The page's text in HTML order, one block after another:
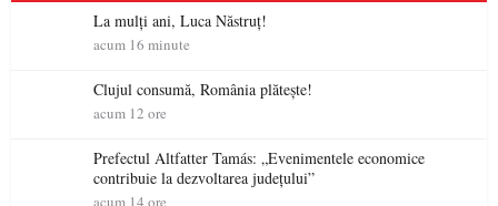
La mulţi ani, Luca Năstruţ!
acum 16 minute
Clujul consumă, România plătește!
acum 12 ore
Prefectul Altfatter Tamás: „Evenimentele economice
contribuie la dezvoltarea județului”
acum 14 ore